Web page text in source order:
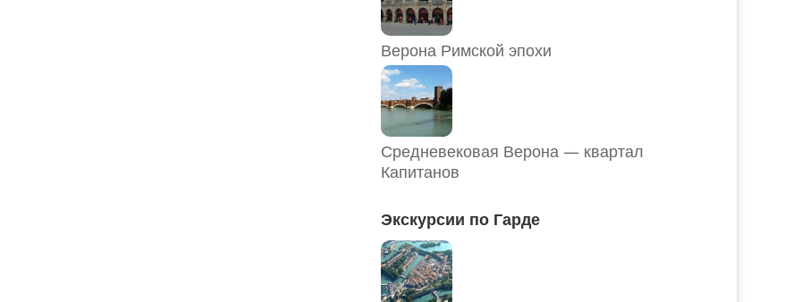
Верона Римской эпохи
Средневековая Верона — квартал
Капитанов
Экскурсии по Гарде